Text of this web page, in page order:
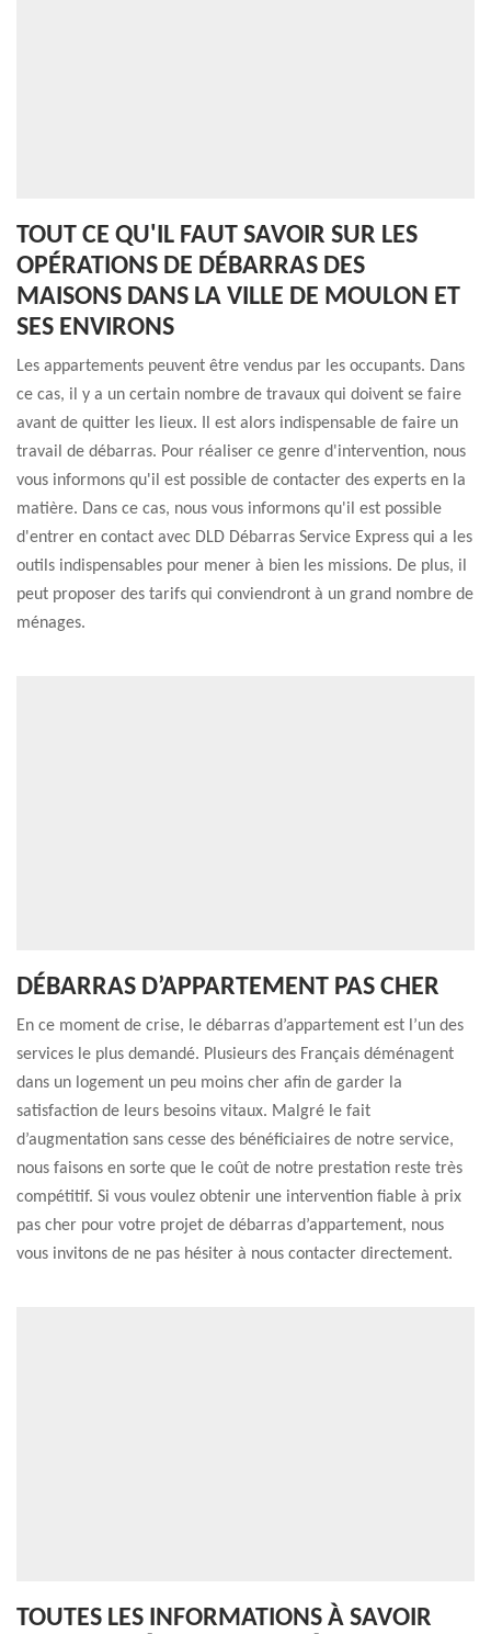
TOUT CE QU'IL FAUT SAVOIR SUR LES
OPÉRATIONS DE DÉBARRAS DES
MAISONS DANS LA VILLE DE MOULON ET
SES ENVIRONS
Les appartements peuvent être vendus par les occupants. Dans
ce cas, il y a un certain nombre de travaux qui doivent se faire
avant de quitter les lieux. Il est alors indispensable de faire un
travail de débarras. Pour réaliser ce genre d'intervention, nous
vous informons qu'il est possible de contacter des experts en la
matière. Dans ce cas, nous vous informons qu'il est possible
d'entrer en contact avec DLD Débarras Service Express qui a les
outils indispensables pour mener à bien les missions. De plus, il
peut proposer des tarifs qui conviendront à un grand nombre de
ménages.
DÉBARRAS D’APPARTEMENT PAS CHER
En ce moment de crise, le débarras d’appartement est l’un des
services le plus demandé. Plusieurs des Français déménagent
dans un logement un peu moins cher afin de garder la
satisfaction de leurs besoins vitaux. Malgré le fait
d’augmentation sans cesse des bénéficiaires de notre service,
nous faisons en sorte que le coût de notre prestation reste très
compétitif. Si vous voulez obtenir une intervention fiable à prix
pas cher pour votre projet de débarras d’appartement, nous
vous invitons de ne pas hésiter à nous contacter directement.
TOUTES LES INFORMATIONS À SAVOIR